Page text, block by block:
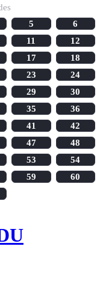
5
6
11
12
17
18
23
24
29
30
35
36
41
42
47
48
53
54
59
60